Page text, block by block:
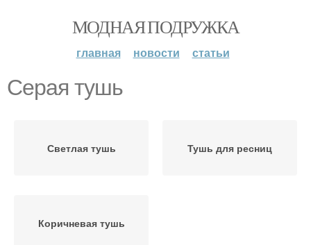
МОДНАЯ ПОДРУЖКА
главная новости статьи
Серая тушь
Светлая тушь Тушь для ресниц
Коричневая тушь